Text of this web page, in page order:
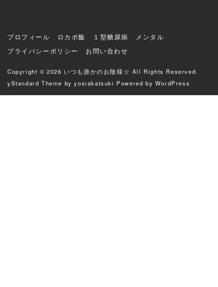
プロフィール ロカボ飯 １型糖尿病
メンタル
プライバシーポリシー
お問い合わせ
Copyright © 2026 いつも誰かのお陰様☆ All Rights Reserved.
yStandard Theme byyosiakatsuki Powered by WordPress